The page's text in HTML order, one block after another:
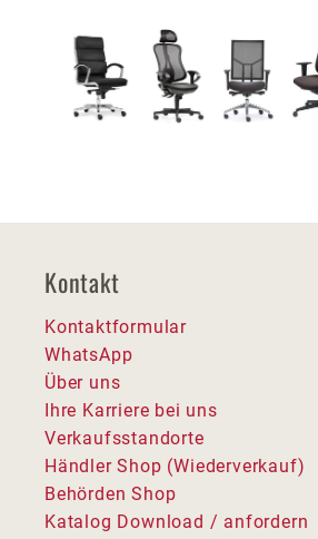
Kontakt
Kontaktformular
WhatsApp
Über uns
Ihre Karriere bei uns
Verkaufsstandorte
Händler Shop (Wiederverkauf)
Behörden Shop
Katalog Download / anfordern